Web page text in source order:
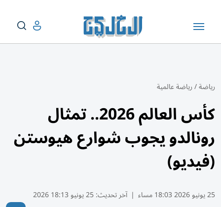
رياضة/رياضة عالمية
كأس العالم 2026.. تمثال
رونالدو يجوب شوارع هيوستن
(فيديو)
25 يونيو 2026 18:03 مساء | آخر تحديث:25 يونيو 18:13 2026